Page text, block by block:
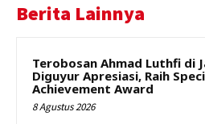
Berita Lainnya
Terobosan Ahmad Luthfi di
Diguyur Apresiasi, Raih
Achievement Award
8 Agustus 2026